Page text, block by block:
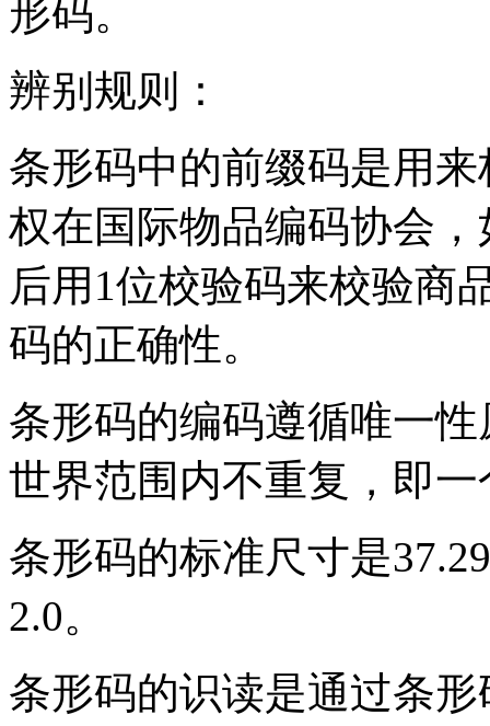
形码。
辨别规则：
条形码中的前缀码是用
权在国际物品编码协会
后用1位校验码来校验商
码的正确性。
条形码的编码遵循唯一
世界范围内不重复，即
条形码的标准尺寸是
2.0。
条形码的识读是通过条